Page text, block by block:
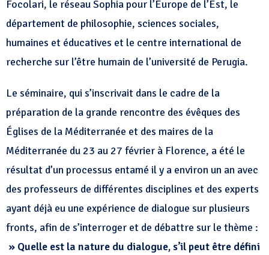
Focolari, le réseau Sophia pour l’Europe de l’Est, le
département de philosophie, sciences sociales,
humaines et éducatives et le centre international de
recherche sur l’être humain de l’université de Perugia.
Le séminaire, qui s’inscrivait dans le cadre de la
préparation de la grande rencontre des évêques des
Églises de la Méditerranée et des maires de la
Méditerranée du 23 au 27 février à Florence, a été le
résultat d’un processus entamé il y a environ un an avec
des professeurs de différentes disciplines et des experts
ayant déjà eu une expérience de dialogue sur plusieurs
fronts, afin de s’interroger et de débattre sur le thème :
» Quelle est la nature du dialogue, s’il peut être défini